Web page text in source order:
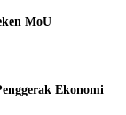
MoU
Ekonomi